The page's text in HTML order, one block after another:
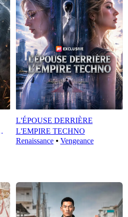
L'ÉPOUSE DERRIÈRE
L'EMPIRE TECHNO
Renaissance⦁ Vengeance